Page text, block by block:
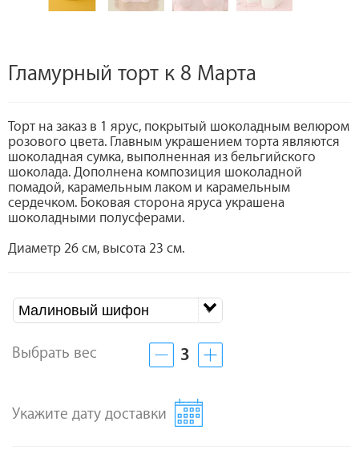
Гламурный торт к 8 Марта
Торт на заказ в 1 ярус, покрытый шоколадным велюром
розового цвета. Главным украшением торта являются
шоколадная сумка, выполненная из бельгийского
шоколада. Дополнена композиция шоколадной
помадой, карамельным лаком и карамельным
сердечком. Боковая сторона яруса украшена
шоколадными полусферами.
Диаметр 26 см, высота 23 см.
Малиновый шифон
Выбрать вес 3
Укажите дату доставки